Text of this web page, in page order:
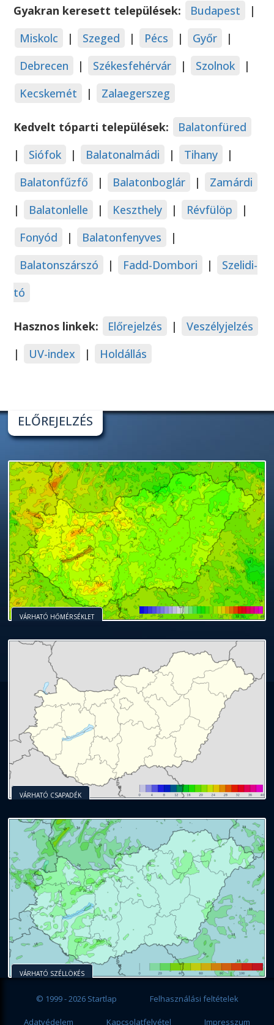
Gyakran keresett települések: Budapest
|
Miskolc
| Szeged | Pécs | Győr
|
Debrecen
| Székesfehérvár | Szolnok
|
Kecskemét
| Zalaegerszeg
Kedvelt tóparti települések:
Balatonfüred
|
Siófok | Balatonalmádi | Tihany
|
Balatonfűzfő
| Balatonboglár |
Zamárdi
|
Balatonlelle | Keszthely | Révfülöp
|
Fonyód
| Balatonfenyves
|
Balatonszárszó
| Fadd-Dombori |
Szelidi-
tó
Hasznos linkek: Előrejelzés |
Veszélyjelzés
|
UV-index | Holdállás
ELŐREJELZÉS
VÁRHATÓ HŐMÉRSÉKLET
VÁRHATÓ CSAPADÉK
VÁRHATÓ SZÉLLÖKÉS
© 1999 - 2026 Startlap Felhasználási feltételek
Adatvédelem Kapcsolatfelvétel Impresszum